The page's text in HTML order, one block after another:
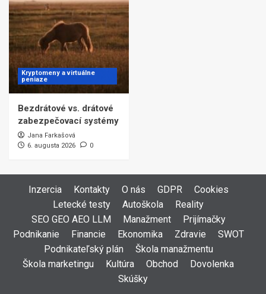
Kryptomeny a virtuálne
peniaze
Bezdrátové vs. drátové
zabezpečovací systémy
Jana Farkašová
6. augusta 2026
0
Inzercia Kontakty O nás GDPR
Cookies
Letecké testy
Autoškola
Reality
SEO GEO AEO LLM
Manažment
Prijímačky
Podnikanie
Financie Ekonomika Zdravie
SWOT
Podnikateľský plán
Škola manažmentu
Škola marketingu
Kultúra Obchod
Dovolenka
Skúšky